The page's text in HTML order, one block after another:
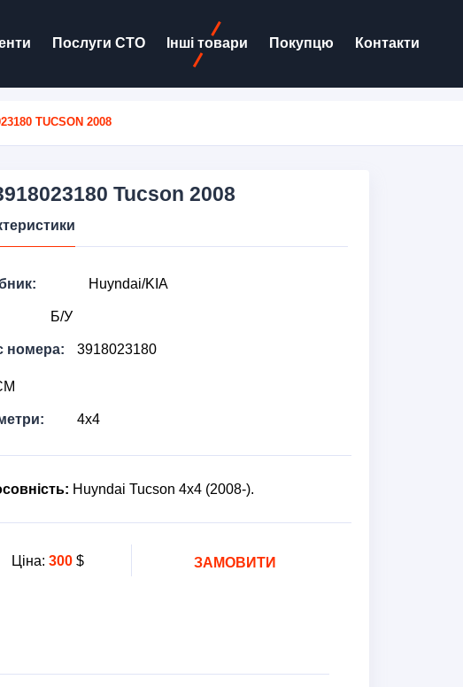
Послуги СТО Інші товари Покупцю Контакти
TUCSON 2008
Tucson 2008
Huyndai/KIA
Б/У
номера: 3918023180
4х4
Huyndai Tucson 4x4 (2008-).
Ціна: 300$ ЗАМОВИТИ